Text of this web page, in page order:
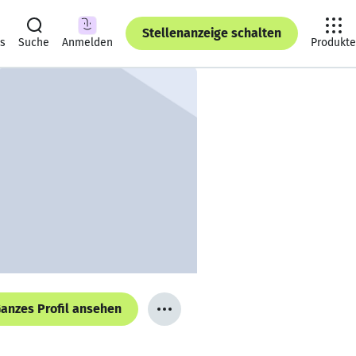
Suche Anmelden
Stellenanzeige schalten
Produkte
Profil ansehen